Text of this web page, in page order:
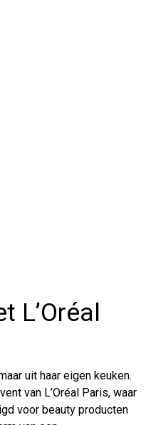
L’Oréal
uit haar eigen keuken.
van L’Oréal Paris, waar
voor beauty producten